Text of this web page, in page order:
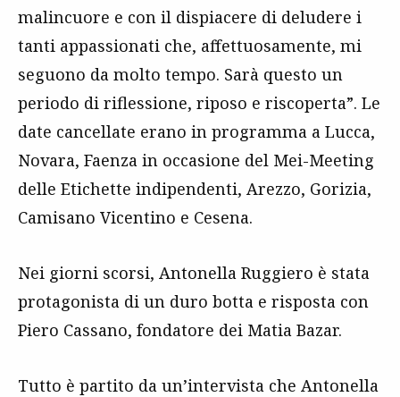
malincuore e con il dispiacere di deludere i
tanti appassionati che, affettuosamente, mi
seguono da molto tempo. Sarà questo un
periodo di riflessione, riposo e riscoperta”. Le
date cancellate erano in programma a Lucca,
Novara, Faenza in occasione del Mei-Meeting
delle Etichette indipendenti, Arezzo, Gorizia,
Camisano Vicentino e Cesena.
Nei giorni scorsi, Antonella Ruggiero è stata
protagonista di un duro botta e risposta con
Piero Cassano, fondatore dei Matia Bazar.
Tutto è partito da un’intervista che Antonella